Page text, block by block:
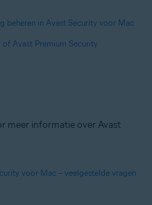
beheren in Avast Security voor Mac
Avast Premium Security
meer informatie over Avast
voor Mac – veelgestelde vragen